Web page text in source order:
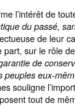
l’intérêt de
du passé,
de leur
part, sur le rôle
de
peuples eux-
souligne
tout de